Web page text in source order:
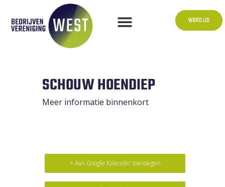
WORD LID
SCHOUW HOENDIEP
Meer informatie binnenkort
+ Aan Google Kalender toevoegen